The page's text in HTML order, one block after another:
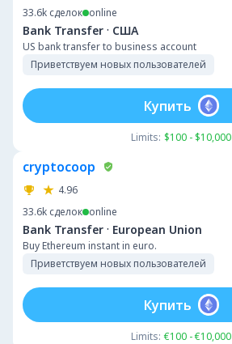
33.6k сделок online
Bank Transfer · США
US bank transfer to business account
Приветствуем новых пользователей
Limits: $100 - $10,000
Купить
cryptocoop
4.96
33.6k сделок online
Bank Transfer · European Union
Buy Ethereum instant in euro.
Приветствуем новых пользователей
Limits: €100 - €10,000
Купить